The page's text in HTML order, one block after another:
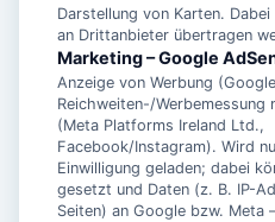
Captainshuus
Captainshuus -
Dusche, Wc, 4 oder
Darstellung von Karten.
an Drittanbieter übertragen
Marketing – Google
Anzeige von Werbung
Reichweiten-/Werbemessung
(Meta Platforms Ireland Ltd.,
Facebook/Instagram). Wird
Einwilligung geladen; dabei
gesetzt und Daten (z. B. IP-
Seiten) an Google bzw. Meta